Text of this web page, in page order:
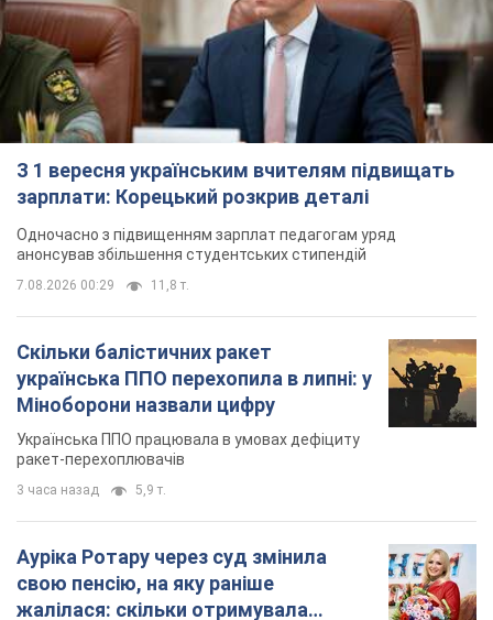
З 1 вересня українським вчителям підвищать
зарплати: Корецький розкрив деталі
Одночасно з підвищенням зарплат педагогам уряд
анонсував збільшення студентських стипендій
7.08.2026 00:29 11,8 т.
Скільки балістичних ракет
українська ППО перехопила в липні: у
Міноборони назвали цифру
Українська ППО працювала в умовах дефіциту
ракет-перехоплювачів
3 часа назад 5,9 т.
Ауріка Ротару через суд змінила
свою пенсію, на яку раніше
жалілася: скільки отримувала